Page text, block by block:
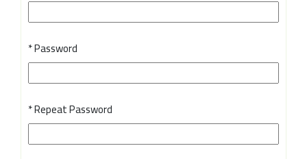
Password *
Repeat Password *